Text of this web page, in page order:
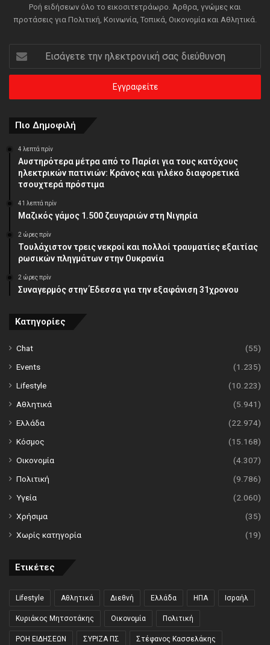
Ροή ειδήσεων όλο το εικοσιτετράωρο. Άρθρα, γνώμες και
προτάσεις για Πολιτική, Κοινωνία, Τοπικά, Οικονομία και Αθλητικά.
Εισάγετε
την
ηλεκτρονική
διεύθυνση
Πιο Δημοφιλή
4 λεπτά πρίν
Αυστηρότερα μέτρα από το Παρίσι για τους κατόχους
ηλεκτρικών πατινιών: Κράνος και γιλέκο διαφορετικά
τσουχτερά πρόστιμα
41 λεπτά πρίν
Μαζικός γάμος 1.500 ζευγαριών στη Νιγηρία
2 ώρες πρίν
Τουλάχιστον τρεις νεκροί και πολλοί τραυματίες εξαιτίας
ρωσικών πληγμάτων στην Ουκρανία
2 ώρες πρίν
Συναγερμός στην Έδεσσα για την εξαφάνιση 31χρονου
Κατηγορίες
Chat
(55)
Events
(1.235)
Lifestyle
(10.223)
Αθλητικά
(5.941)
Ελλάδα
(22.974)
Κόσμος
(15.168)
Οικονομία
(4.307)
Πολιτική
(9.786)
Υγεία
(2.060)
Χρήσιμα
(35)
Χωρίς κατηγορία
(19)
Ετικέτες
Lifestyle Αθλητικά Διεθνή Ελλάδα ΗΠΑ Ισραήλ
Κυριάκος Μητσοτάκης Οικονομία Πολιτική
ΡΟΗ ΕΙΔΗΣΕΩΝ ΣΥΡΙΖΑ ΠΣ Στέφανος Κασσελάκης